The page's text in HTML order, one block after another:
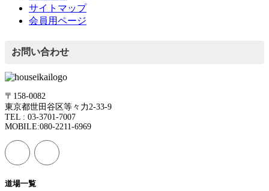
サイトマップ
会員用ページ
お問い合わせ
〒158-0082
東京都世田谷区等々力2-33-9
TEL : 03-3701-7007
MOBILE:080-2211-6969
道場一覧